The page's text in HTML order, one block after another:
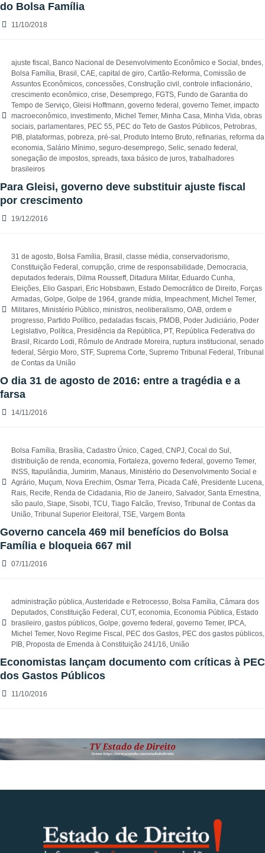
do Bolsa Família
11/10/2018
ajuste fiscal , Banco Nacional de Desenvolvimento Econômico e Social , bndes,
Bolsa Família, Brasil , CAE, capital de giro, Cartão-Reforma, Comissão de
Assuntos Econômicos, concessões, Construção civil , controle inflacionário,
crescimento econômico, crise, Desemprego, FGTS, Fundo de Garantia do
Tempo de Serviço, Gleisi Hoffmann, governo federal , governo Temer, impacto
macroeconômico, investimento, Michel Temer, Minha Casa, Minha Vida, obras
sociais, parlamentares, PEC 55, PEC do Teto de Gastos Públicos, Petrobras,
PIB, plataformas, pobreza, pré-sal , Produto Interno Bruto, refinarias, reforma da
economia, Salário Mínimo, seguro-desemprego, Selic, senado federal ,
sonegação de impostos, spreads, taxa básico de juros, trabalhadores
brasileiros
Para Gleisi, governo deve substituir ajuste fiscal
por crescimento
19/12/2016
31 de agosto, Bolsa Família, Brasil , classe média, conservadorismo,
Constituição Federal , corrupção, crime de responsabilidade, Democracia,
deputados federais, Dilma Rousseff, Ditadura Militar, Eduardo Cunha,
Eleições, Elio Gaspari, Eric Hobsbawn, Estado Democrático de Direito, Forças
Armadas, Golpe, Golpe de 1964, grande mídia, Impeachment, Michel Temer,
Militares, Ministério Público, ministros, neoliberalismo, OAB, ordem e
progresso, Partido Político, pedaladas fiscais, PMDB, Poder Judiciário, Poder
Legislativo, Política, Presidência da República, PT, República Federativa do
Brasil , Ricardo Lodi, Rômulo de Andrade Moreira, ruptura institucional , senado
federal , Sérgio Moro, STF, Suprema Corte, Supremo Tribunal Federal , Tribunal
de Contas da União
O dia 31 de agosto de 2016: entre a tragédia e a
farsa
14/11/2016
Bolsa Família, Brasília, Cadastro Único, Caged , CNPJ, Cocal do Sul ,
distribuição de renda, economia, Fortaleza, governo federal , governo Temer,
INSS, Itapulândia, Jumirim, Manaus, Ministério do Desenvolvimento Social e
Agrário, Muçum, Nova Erechim, Osmar Terra, Picada Café, Presidente Lucena,
Rais, Recife, Renda de Cidadania, Rio de Janeiro, Salvador, Santa Ernestina,
são paulo, Siape, Sisobi, TCU, Tiago Falcão, Treviso, Tribunal de Contas da
União, Tribunal Superior Eleitoral , TSE, Vargem Bonta
Governo cancela 469 mil benefícios do Bolsa
Família e bloqueia 667 mil
07/11/2016
administração pública,Austeridade e Retrocesso, Bolsa Família, Câmara dos
Deputados, Constituição Federal , CUT, economia, Economia Pública, Estado
brasileiro, gastos públicos, Golpe, governo federal , governo Temer, IPCA,
Michel Temer, Novo Regime Fiscal , PEC dos Gastos, PEC dos gastos públicos,
PIB, Proposta de Emenda à Constituição 241/16, União
Economistas lançam documento com críticas à PEC
dos Gastos Públicos
11/10/2016